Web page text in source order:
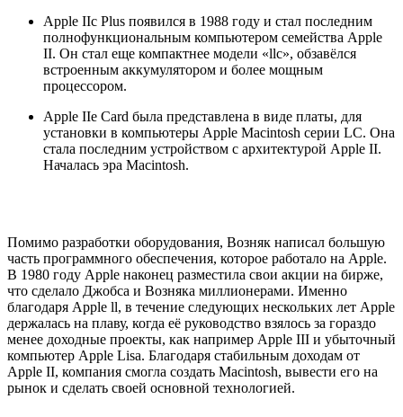
Apple IIc Plus появился в 1988 году и стал последним
полнофункциональным компьютером семейства Apple
II. Он стал еще компактнее модели «llc», обзавёлся
встроенным аккумулятором и более мощным
процессором.
Apple IIe Card была представлена в виде платы, для
установки в компьютеры Apple Macintosh серии LC. Она
стала последним устройством с архитектурой Apple II.
Началась эра Macintosh.
Помимо разработки оборудования, Возняк написал большую
часть программного обеспечения, которое работало на Apple.
В 1980 году Apple наконец разместила свои акции на бирже,
что сделало Джобса и Возняка миллионерами. Именно
благодаря Apple ll, в течение следующих нескольких лет Apple
держалась на плаву, когда её руководство взялось за гораздо
менее доходные проекты, как например Apple III и убыточный
компьютер Apple Lisa. Благодаря стабильным доходам от
Apple II, компания смогла создать Macintosh, вывести его на
рынок и сделать своей основной технологией.